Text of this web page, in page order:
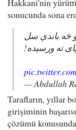
Hakkani'nin
sonucunda sona
څه باندې سل
ته ورسېده!
— Abdullah
Tarafların, yıllar
girişiminin
çözümü